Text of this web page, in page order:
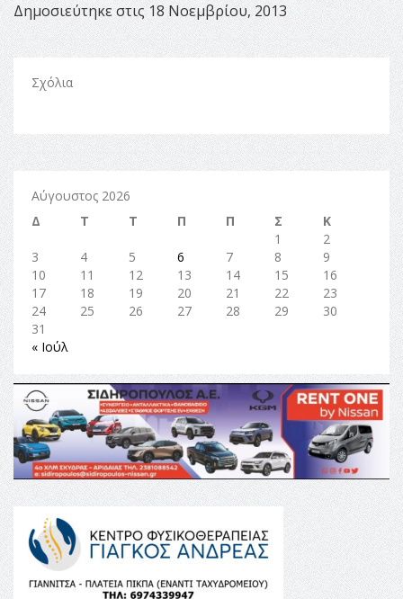
Δημοσιεύτηκε στις 18 Νοεμβρίου, 2013
Σχόλια
Αύγουστος 2026
Δ
Τ Τ Π Π Σ
Κ
1
2
3
4 5 6 7 8
9
10
11 12 13 14 15
16
17
18 19 20 21 22
23
24
25 26 27 28 29
30
31
« Ιούλ